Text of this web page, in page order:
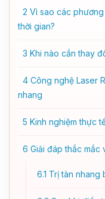
2 Vì sao các
thời gian?
3 Khi nào cần thay
4 Công nghệ Laser
nhang
5 Kinh nghiệm thực
6 Giải đáp thắc mắc
6.1 Trị tàn nhang